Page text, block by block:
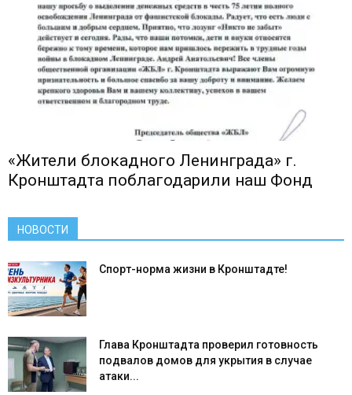
собор
«Жители блокадного Ленинграда» г.
Кронштадта поблагодарили наш Фонд
НОВОСТИ
Спорт-норма жизни в Кронштадте!
Глава Кронштадта проверил готовность
подвалов домов для укрытия в случае
атаки...